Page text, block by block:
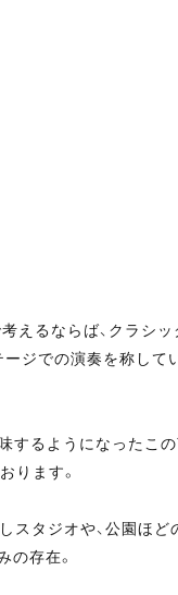
ならば、クラシッ
ジでの演奏を称し
るようになったこ
ります。
タジオや、公園ほ
存在。